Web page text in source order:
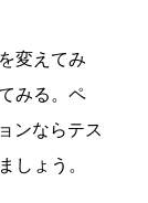
変えてみ
みる。ペ
ンならテス
しょう。